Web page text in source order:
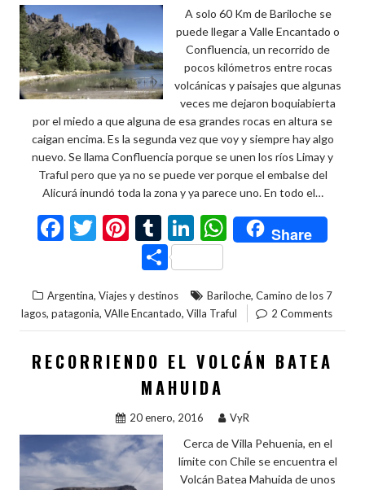
A solo 60 Km de Bariloche se
puede llegar a Valle Encantado o
Confluencia, un recorrido de
pocos kilómetros entre rocas
volcánicas y paisajes que algunas
veces me dejaron boquiabierta
por el miedo a que alguna de esa grandes rocas en altura se
caigan encima. Es la segunda vez que voy y siempre hay algo
nuevo. Se llama Confluencia porque se unen los ríos Limay y
Traful pero que ya no se puede ver porque el embalse del
Alicurá inundó toda la zona y ya parece uno. En todo el…
F
b
o
o
T
er
Pi
nt
er
es
t
T
u
m
bl
r
Li
n
ke
dI
n
W
h
s
A
p
Share
C
m
p
ar
ti
r
Argentina, Viajes y destinos Bariloche, Camino de los 7
lagos, patagonia, VAlle Encantado, Villa Traful 2 Comments
RECORRIENDO EL VOLCÁN BATEA
MAHUIDA
20 enero, 2016 VyR
Cerca de Villa Pehuenia, en el
límite con Chile se encuentra el
Volcán Batea Mahuida de unos